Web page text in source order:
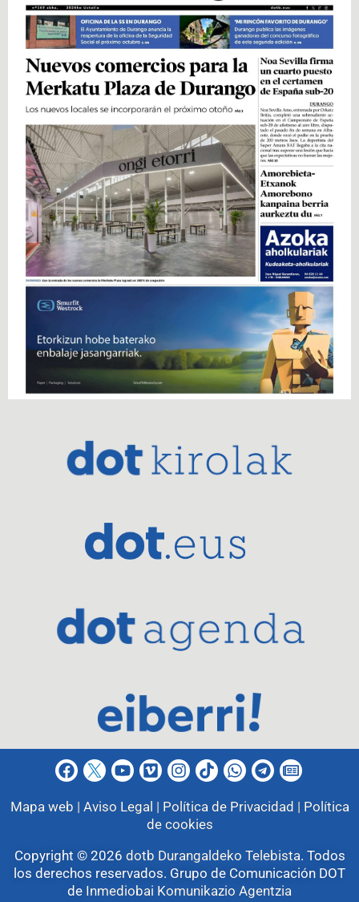
Mapa web | Aviso Legal | Política de Privacidad | Política
de cookies
Copyright © 2026 dotb Durangaldeko Telebista. Todos
los derechos reservados. Grupo de Comunicación DOT
de Inmediobai Komunikazio Agentzia